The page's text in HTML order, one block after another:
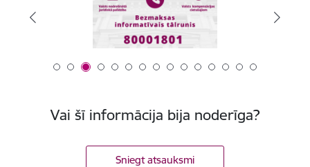
Vai šī informācija bija noderīga?
Sniegt atsauksmi